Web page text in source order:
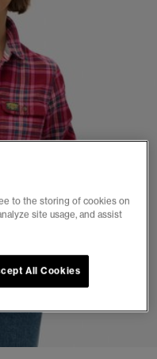
to the storing of cookies on
site usage, and assist
All Cookies